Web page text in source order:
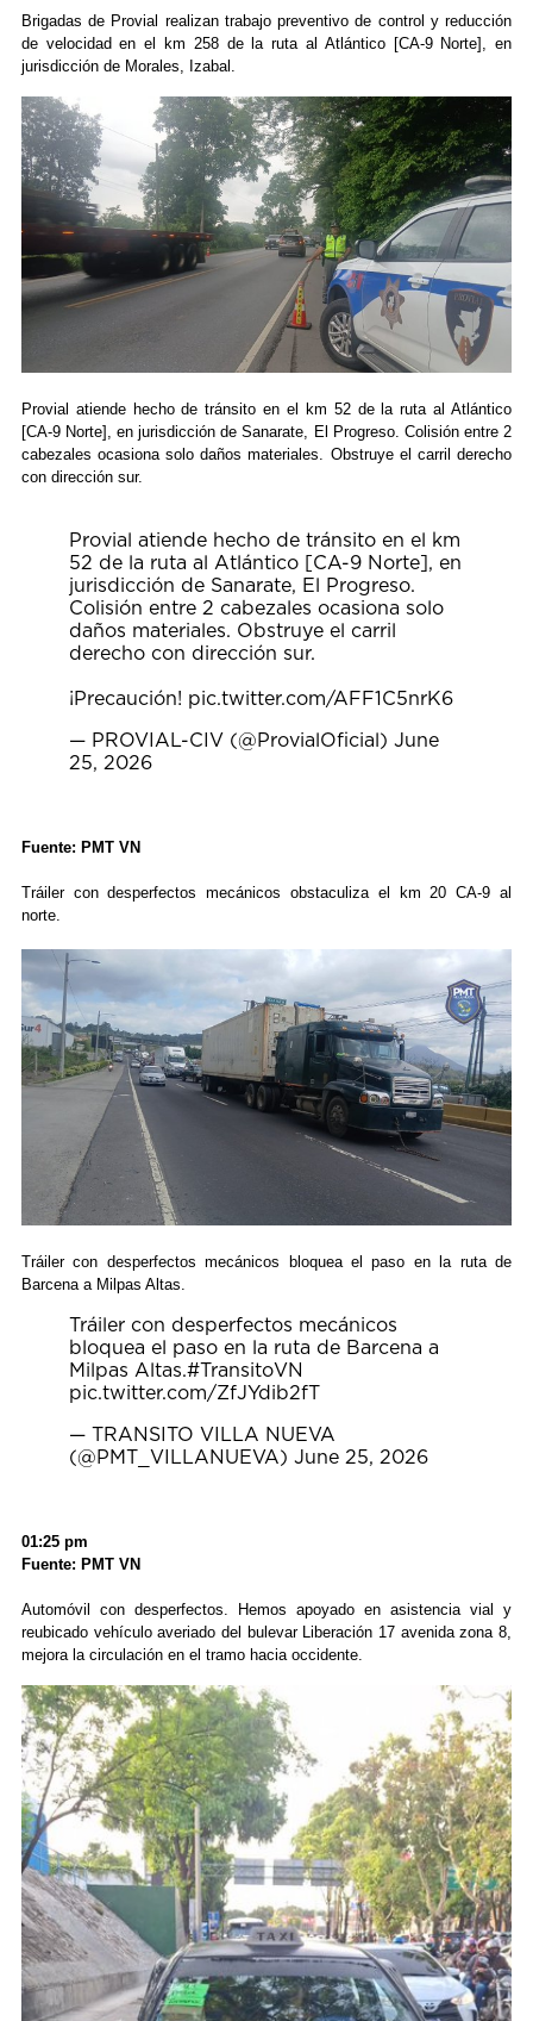
Brigadas de Provial realizan trabajo preventivo de control y reducción
de velocidad en el km 258 de la ruta al Atlántico [CA-9 Norte], en
jurisdicción de Morales, Izabal.
Provial atiende hecho de tránsito en el km 52 de la ruta al Atlántico
[CA-9 Norte], en jurisdicción de Sanarate, El Progreso. Colisión entre 2
cabezales ocasiona solo daños materiales. Obstruye el carril derecho
con dirección sur.
Provial atiende hecho de tránsito en el km
52 de la ruta al Atlántico [CA-9 Norte], en
jurisdicción de Sanarate, El Progreso.
Colisión entre 2 cabezales ocasiona solo
daños materiales. Obstruye el carril
derecho con dirección sur.
¡Precaución! pic.twitter.com/AFF1C5nrK6
— PROVIAL-CIV (@ProvialOficial) June
25, 2026
Fuente: PMT VN
Tráiler con desperfectos mecánicos obstaculiza el km 20 CA-9 al
norte.
Tráiler con desperfectos mecánicos bloquea el paso en la ruta de
Barcena a Milpas Altas.
Tráiler con desperfectos mecánicos
bloquea el paso en la ruta de Barcena a
Milpas Altas.#TransitoVN
pic.twitter.com/ZfJYdib2fT
— TRANSITO VILLA NUEVA
(@PMT_VILLANUEVA) June 25, 2026
01:25 pm
Fuente: PMT VN
Automóvil con desperfectos. Hemos apoyado en asistencia vial y
reubicado vehículo averiado del bulevar Liberación 17 avenida zona 8,
mejora la circulación en el tramo hacia occidente.